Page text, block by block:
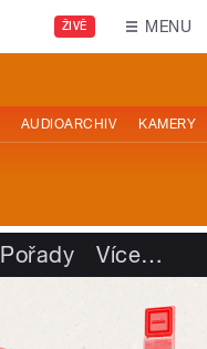
ŽIVĚ MENU
AUDIOARCHIV KAMERY
Pořady Více…